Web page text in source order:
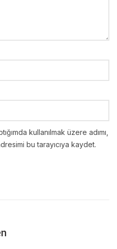
kullanılmak üzere adımı,
bu tarayıcıya kaydet.